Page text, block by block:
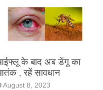
के बाद अब डेंगू का
, रहें सावधान
August 8, 2023